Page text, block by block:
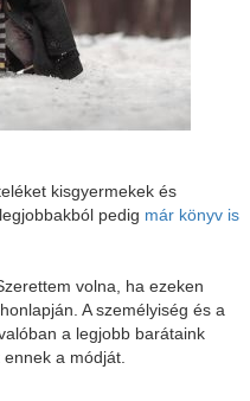
kisgyermekek és
pedig már könyv is
volna, ha ezeken
A személyiség és a
a legjobb barátaink
a módját.